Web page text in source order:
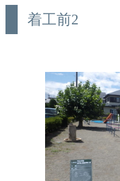
着工前2